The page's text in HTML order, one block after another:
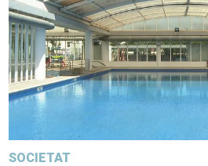
SOCIETAT